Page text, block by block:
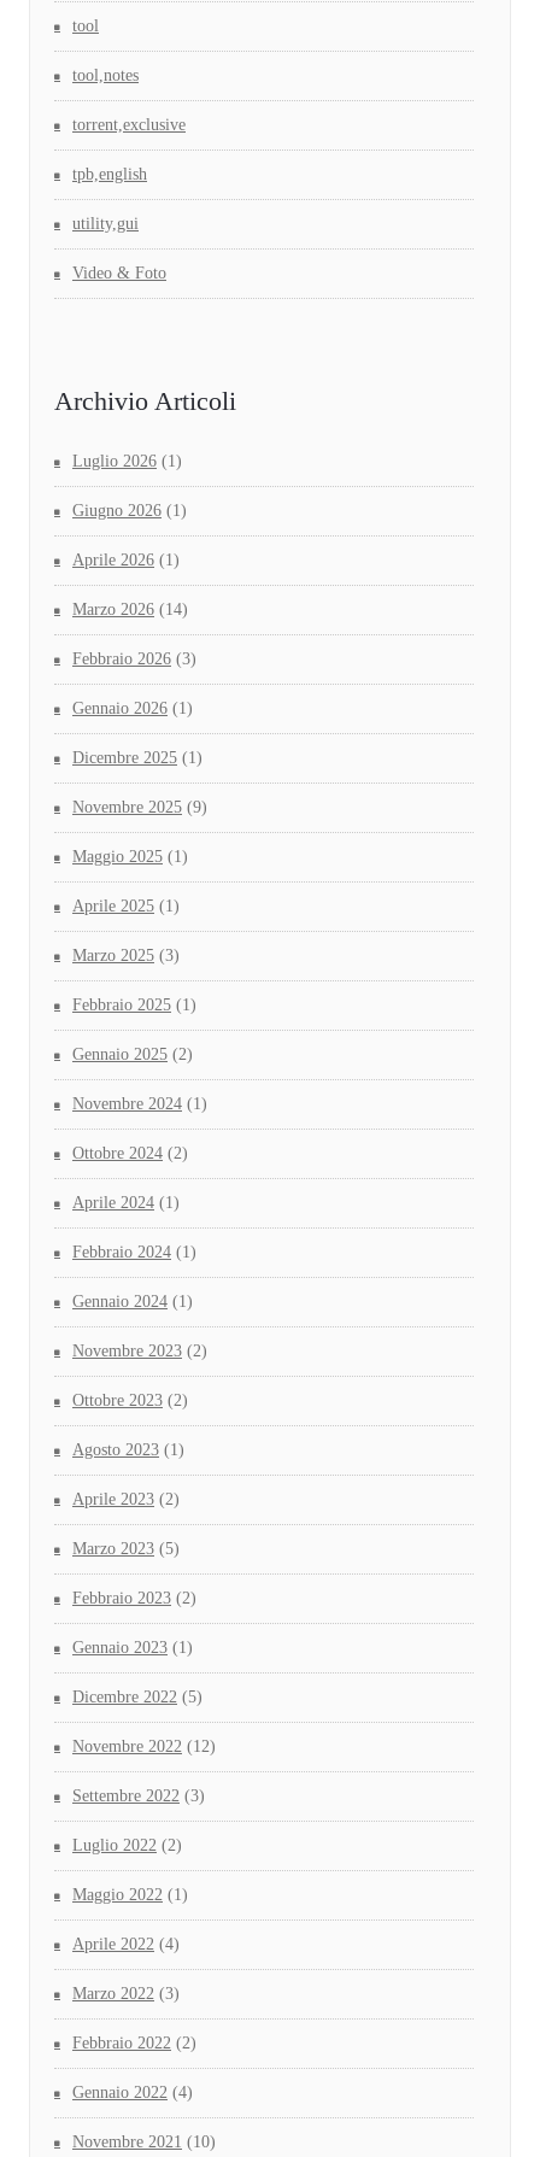
tool
tool,notes
torrent,exclusive
tpb,english
utility,gui
Video & Foto
Archivio Articoli
Luglio 2026 (1)
Giugno 2026 (1)
Aprile 2026 (1)
Marzo 2026 (14)
Febbraio 2026 (3)
Gennaio 2026 (1)
Dicembre 2025 (1)
Novembre 2025 (9)
Maggio 2025 (1)
Aprile 2025 (1)
Marzo 2025 (3)
Febbraio 2025 (1)
Gennaio 2025 (2)
Novembre 2024 (1)
Ottobre 2024 (2)
Aprile 2024 (1)
Febbraio 2024 (1)
Gennaio 2024 (1)
Novembre 2023 (2)
Ottobre 2023 (2)
Agosto 2023 (1)
Aprile 2023 (2)
Marzo 2023 (5)
Febbraio 2023 (2)
Gennaio 2023 (1)
Dicembre 2022 (5)
Novembre 2022 (12)
Settembre 2022 (3)
Luglio 2022 (2)
Maggio 2022 (1)
Aprile 2022 (4)
Marzo 2022 (3)
Febbraio 2022 (2)
Gennaio 2022 (4)
Novembre 2021 (10)